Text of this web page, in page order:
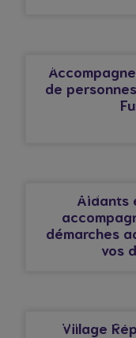
ALBIGNY-SUR-
de
AFFECTIONAidants
démarches
vos
ALBIGNY-SUR-
Village